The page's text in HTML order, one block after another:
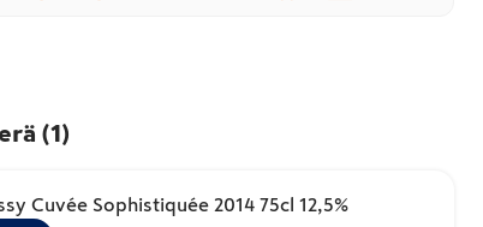
(1 )
Cuvée Sophistiquée 2014 75cl 12,5%